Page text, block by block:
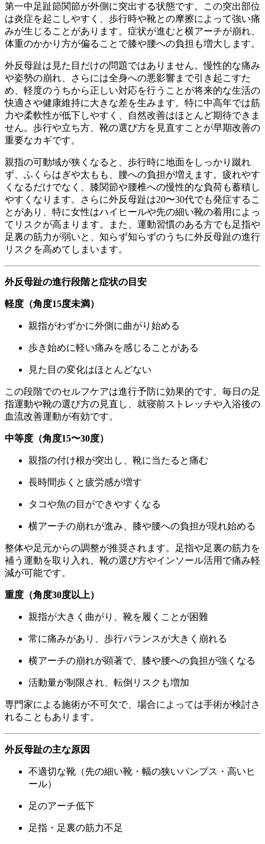
第一中足趾節関節が外側に突出する状態です。この突出部位
は炎症を起こしやすく、歩行時や靴との摩擦によって強い痛
みが生じることがあります。症状が進むと横アーチが崩れ、
体重のかかり方が偏ることで膝や腰への負担も増大します。
外反母趾は見た目だけの問題ではありません。慢性的な痛み
や姿勢の崩れ、さらには全身への悪影響まで引き起こすた
め、軽度のうちから正しい対応を行うことが将来的な生活の
快適さや健康維持に大きな差を生みます。特に中高年では筋
力や柔軟性が低下しやすく、自然改善はほとんど期待できま
せん。歩行や立ち方、靴の選び方を見直すことが早期改善の
重要なカギです。
親指の可動域が狭くなると、歩行時に地面をしっかり蹴れ
ず、ふくらはぎや太もも、腰への負担が増えます。疲れやす
くなるだけでなく、膝関節や腰椎への慢性的な負荷も蓄積し
やすくなります。さらに外反母趾は20〜30代でも発症するこ
とがあり、特に女性はハイヒールや先の細い靴の着用によっ
てリスクが高まります。また、運動習慣のある方でも足指や
足裏の筋力が弱いと、知らず知らずのうちに外反母趾の進行
リスクを高めてしまいます。
外反母趾の進行段階と症状の目安
軽度（角度15度未満）
親指がわずかに外側に曲がり始める
歩き始めに軽い痛みを感じることがある
見た目の変化はほとんどない
この段階でのセルフケアは進行予防に効果的です。毎日の足
指運動や靴の選び方の見直し、就寝前ストレッチや入浴後の
血流改善運動が有効です。
中等度（角度15〜30度）
親指の付け根が突出し、靴に当たると痛む
長時間歩くと疲労感が増す
タコや魚の目ができやすくなる
横アーチの崩れが進み、膝や腰への負担が現れ始める
整体や足元からの調整が推奨されます。足指や足裏の筋力を
補う運動を取り入れ、靴の選び方やインソール活用で痛み軽
減が可能です。
重度（角度30度以上）
親指が大きく曲がり、靴を履くことが困難
常に痛みがあり、歩行バランスが大きく崩れる
横アーチの崩れが顕著で、膝や腰への負担が強くなる
活動量が制限され、転倒リスクも増加
専門家による施術が不可欠で、場合によっては手術が検討さ
れることもあります。
外反母趾の主な原因
不適切な靴（先の細い靴・幅の狭いパンプス・高いヒ
ール）
足のアーチ低下
足指・足裏の筋力不足